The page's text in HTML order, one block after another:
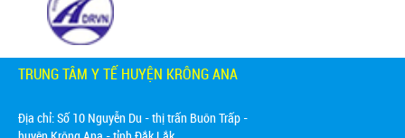
TRUNG TÂM Y TẾ HUYỆN KRÔNG ANA
Địa chỉ:Số 10 Nguyễn Du - thị trấn Buôn Trấp -